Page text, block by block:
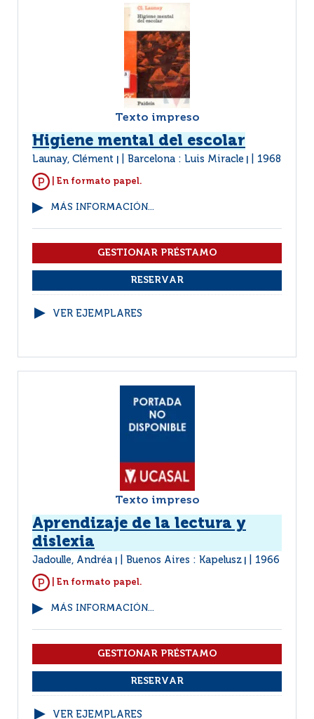
Texto impreso
Higiene mental del escolar
Launay, Clément Barcelona : Luis Miracle 1968
| En formato papel.
MÁS INFORMACIÓN...
VER EJEMPLARES
Texto impreso
Aprendizaje de la lectura y
dislexia
Jadoulle, Andréa Buenos Aires : Kapelusz 1966
| En formato papel.
MÁS INFORMACIÓN...
VER EJEMPLARES